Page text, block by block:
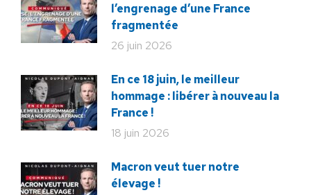
l’engrenage d’une France
fragmentée
26 juin 2026
En ce 18 juin, le meilleur
hommage : libérer à nouveau la
France !
18 juin 2026
Macron veut tuer notre
élevage !